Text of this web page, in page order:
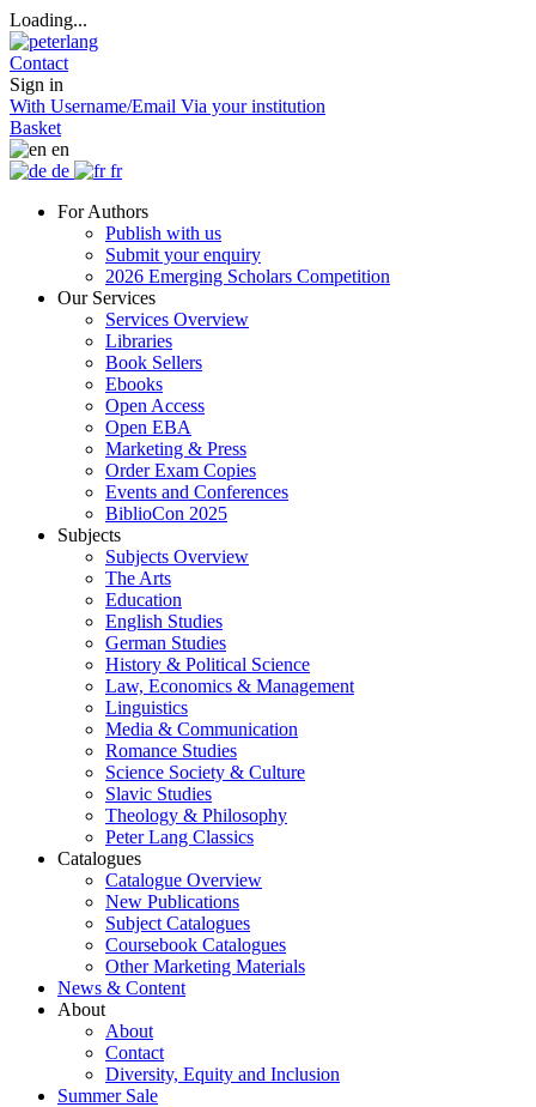
Loading...
Contact
Sign in
With Username/Email Via your institution
Basket
en
de
fr
For Authors
Publish with us
Submit your enquiry
2026 Emerging Scholars Competition
Our Services
Services Overview
Libraries
Book Sellers
Ebooks
Open Access
Open EBA
Marketing & Press
Order Exam Copies
Events and Conferences
BiblioCon 2025
Subjects
Subjects Overview
The Arts
Education
English Studies
German Studies
History & Political Science
Law, Economics & Management
Linguistics
Media & Communication
Romance Studies
Science Society & Culture
Slavic Studies
Theology & Philosophy
Peter Lang Classics
Catalogues
Catalogue Overview
New Publications
Subject Catalogues
Coursebook Catalogues
Other Marketing Materials
News & Content
About
About
Contact
Diversity, Equity and Inclusion
Summer Sale